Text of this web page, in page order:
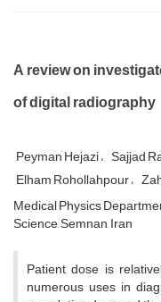
A review on
of digital radiography
Peyman Hejazi Sajjad
Elham Rohollahpour
Medical Physics
Science, Semnan, Iran
Patient dose is
numerous uses in